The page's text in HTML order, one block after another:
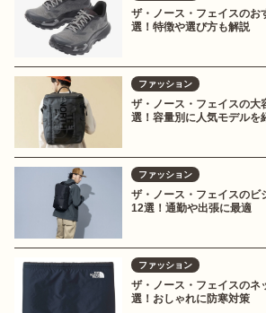
ザ・ノース・フェイスのお
選！特徴や選び方も解説
ファッション
ザ・ノース・フェイスの大
選！容量別に人気モデルを
ファッション
ザ・ノース・フェイスのビ
12選！通勤や出張に最適
ファッション
ザ・ノース・フェイスのネ
選！おしゃれに防寒対策